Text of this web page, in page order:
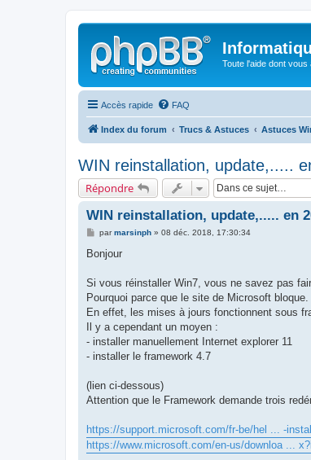
Toute l'aide dont vous
Accès rapide FAQ
Index du forum Trucs & Astuces Astuces
WIN reinstallation, update,.....
Répondre
WIN reinstallation, update,..... en
M
s
g
parmarsinph» 08 déc. 2018, 17:30:34
Bonjour
Si vous réinstaller Win7, vous ne savez pas
Pourquoi parce que le site de Microsoft bloque.
En effet, les mises à jours fonctionnent sous
Il y a cependant un moyen :
- installer manuellement Internet explorer 11
- installer le framework 4.7
(lien ci-dessous)
Attention que le Framework demande trois
https://support.microsoft.com/fr-be/hel ... -
https://www.microsoft.com/en-us/downloa ...